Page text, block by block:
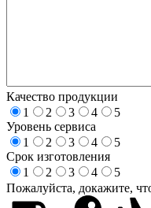
Качество продукции
1
2 3 4
5
Уровень сервиса
1
2 3 4
5
Срок изготовления
1
2 3 4
5
Пожалуйста, докажите,